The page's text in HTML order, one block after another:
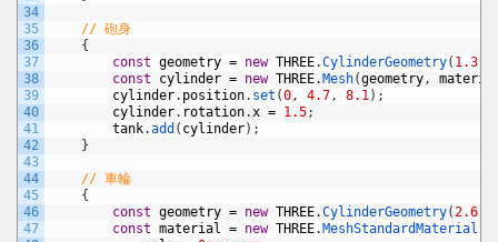
34
35
36
37
38
39
40
41
42
43
44
45
46
47
// 砲身
{
const geometry = new THREE.CylinderGeometry( 1.3
const
cylinder = new THREE. Mesh(geometry,
cylinder. position. set (0, 4.7, 8.1) ;
cylinder. rotation.x = 1.5;
tank.add ( cylinder) ;
}
// 車輪
{
const geometry = new THREE.CylinderGeometry(2.6
const material = new THREE. MeshStandardMaterial